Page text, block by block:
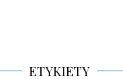
ETYKIETY